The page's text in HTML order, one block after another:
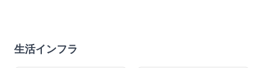
生活インフラ